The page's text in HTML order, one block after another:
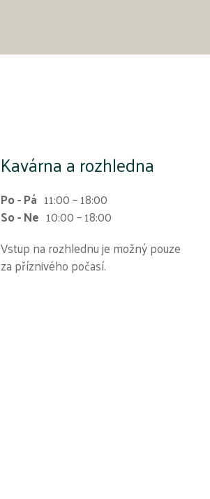
Kavárna a rozhledna
Po - Pá 11:00 – 18:00
So - Ne 10:00 – 18:00
Vstup na rozhlednu je možný pouze
za příznivého počasí.